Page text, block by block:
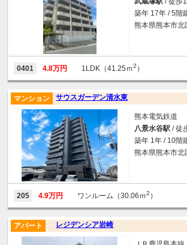
築年 17年 / 5階
熊本県熊本市北
0401 4.8万円 1LDK（41.25ｍ2 ）
サウスガーデン清水東
マンション
熊本電気鉄道
八景水谷駅 / 徒
築年 1年 / 10階
熊本県熊本市
205 4.9万円 ワンルーム（30.06ｍ2 ）
レジデンシア岩崎
アパート